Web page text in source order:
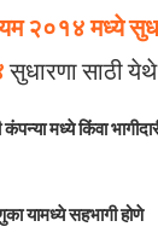
२०१४ मध्ये
सुधारणा साठी
मध्ये किंवा
यामध्ये सहभागी होणे